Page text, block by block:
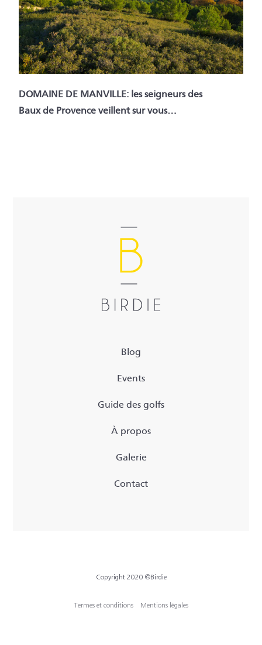
DOMAINE DE MANVILLE: les seigneurs des
Baux de Provence veillent sur vous…
Blog
Events
Guide des golfs
À propos
Galerie
Contact
Copyright 2020 ©Birdie
Termes et conditions Mentions légales